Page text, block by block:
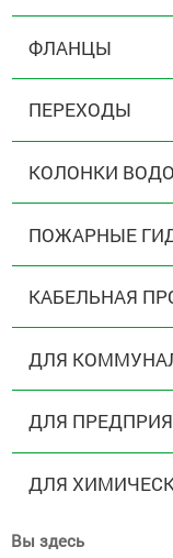
ФЛАНЦЫ
ПЕРЕХОДЫ
КОЛОНКИ
ПОЖАРНЫЕ
КАБЕЛЬНАЯ
ДЛЯ
ДЛЯ
ДЛЯ
Вы здесь